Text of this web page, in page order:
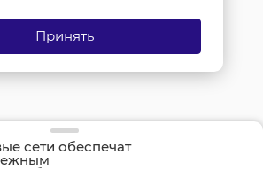
сети обеспечат
около
Принять